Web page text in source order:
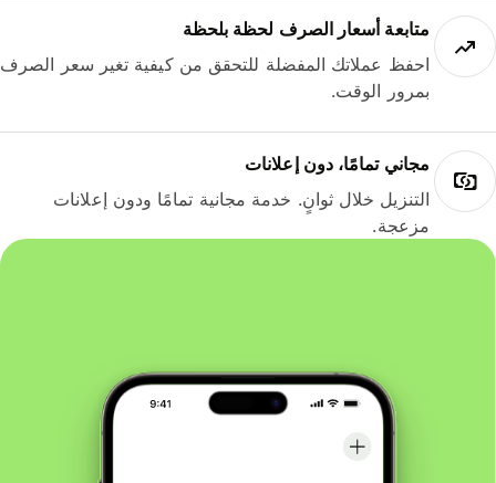
متابعة أسعار الصرف لحظة بلحظة
احفظ عملاتك المفضلة للتحقق من كيفية تغير سعر الصرف
بمرور الوقت.
مجاني تمامًا، دون إعلانات
التنزيل خلال ثوانٍ. خدمة مجانية تمامًا ودون إعلانات
مزعجة.